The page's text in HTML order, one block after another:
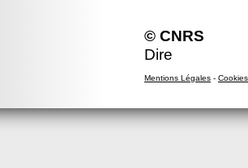
© CNRS
Dire
Mentions Légales - Cookies